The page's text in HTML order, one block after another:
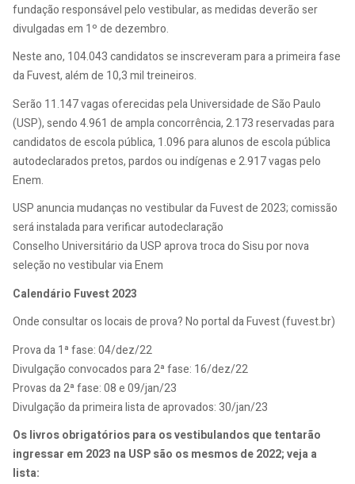
fundação responsável pelo vestibular, as medidas deverão ser
divulgadas em 1º de dezembro.
Neste ano, 104.043 candidatos se inscreveram para a primeira fase
da Fuvest, além de 10,3 mil treineiros.
Serão 11.147 vagas oferecidas pela Universidade de São Paulo
(USP), sendo 4.961 de ampla concorrência, 2.173 reservadas para
candidatos de escola pública, 1.096 para alunos de escola pública
autodeclarados pretos, pardos ou indígenas e 2.917 vagas pelo
Enem.
USP anuncia mudanças no vestibular da Fuvest de 2023; comissão
será instalada para verificar autodeclaração
Conselho Universitário da USP aprova troca do Sisu por nova
seleção no vestibular via Enem
Calendário Fuvest 2023
Onde consultar os locais de prova? No portal da Fuvest (fuvest.br)
Prova da 1ª fase: 04/dez/22
Divulgação convocados para 2ª fase: 16/dez/22
Provas da 2ª fase: 08 e 09/jan/23
Divulgação da primeira lista de aprovados: 30/jan/23
Os livros obrigatórios para os vestibulandos que tentarão
ingressar em 2023 na USP são os mesmos de 2022; veja a
lista: